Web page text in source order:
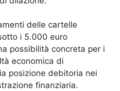
delle cartelle
i 5.000 euro
possibilità concreta per i
economica di
posizione debitoria nei
finanziaria.